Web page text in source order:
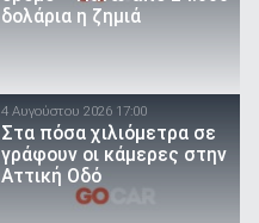
δολάρια η ζημιά
4 Αυγούστου 2026 17:00
Στα πόσα χιλιόμετρα σε
γράφουν οι κάμερες στην
Αττική Οδό